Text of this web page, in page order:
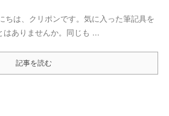
ちは、クリポンです。気に入った筆記具を
はありませんか。同じも ...
記事を読む